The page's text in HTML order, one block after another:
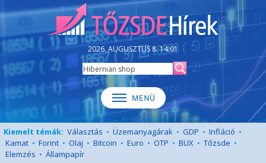
2026. AUGUSZTUS 8. 14:01
Kiemelt témák: Választás • Üzemanyagárak • GDP • Infláció •
Kamat • Forint • Olaj • Bitcoin • Euro • OTP • BUX • Tőzsde •
Elemzés • Állampapír